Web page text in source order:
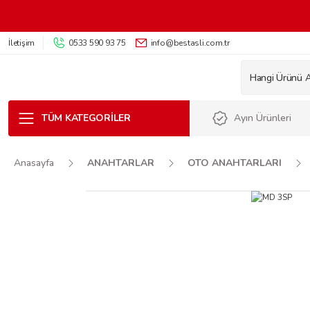
İletişim 0533 590 93 75 info@bestasli.com.tr
TÜM KATEGORILER Ayın Ürünleri
Anasayfa ANAHTARLAR OTO ANAHTARLARI